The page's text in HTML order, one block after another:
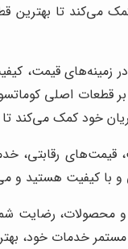
می‌کند تا بهترین
زمینه‌های قیمت،
بر قطعات اصلی
خود کمک می‌کند تا
قیمت‌های رقابتی،
و با کیفیت هستید
و محصولات، رضایت
خدمات خود،